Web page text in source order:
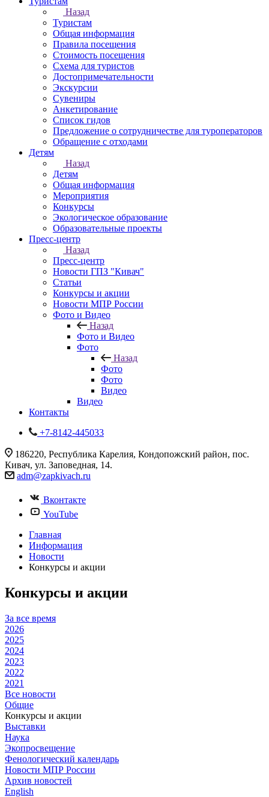
Назад
Туристам
Общая информация
Правила посещения
Стоимость посещения
Схема для туристов
Достопримечательности
Экскурсии
Сувениры
Анкетирование
Список гидов
Предложение о сотрудничестве для туроператоров
Обращение с отходами
Детям
Назад
Детям
Общая информация
Мероприятия
Конкурсы
Экологическое образование
Образовательные проекты
Пресс-центр
Назад
Пресс-центр
Новости ГПЗ "Кивач"
Статьи
Конкурсы и акции
Новости МПР России
Фото и Видео
Назад
Фото и Видео
Фото
Назад
Фото
Фото
Видео
Видео
Контакты
+7-8142-445033
186220, Республика Карелия, Кондопожский район, пос.
Кивач, ул. Заповедная, 14.
adm@zapkivach.ru
Вконтакте
YouTube
Главная
Информация
Новости
Конкурсы и акции
Конкурсы и акции
За все время
2026
2025
2024
2023
2022
2021
Все новости
Общие
Конкурсы и акции
Выставки
Наука
Экопросвещение
Фенологический календарь
Новости МПР России
Архив новостей
English